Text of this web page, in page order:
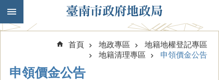
跳到主要內容區塊
首頁 地政專區
地籍地權登記專區
地籍清理專區
申領價金公告
申領價金公告